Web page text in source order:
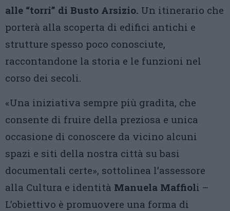
alle “torri” di Busto Arsizio. Un itinerario che
porterà alla scoperta di edifici antichi e
strutture spesso poco conosciute,
raccontandone la storia e le funzioni nel
corso dei secoli.
«Una iniziativa sempre più gradita, che
consente di fruire della preziosa e unica
occasione di conoscere da vicino alcuni
spazi e siti della nostra città su basi
documentali certe», sottolinea l’assessore
alla Cultura e identità Manuela Maffioli –
L’obiettivo è promuovere una forma di